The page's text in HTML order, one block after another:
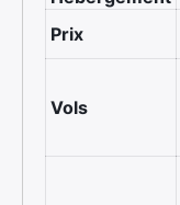
Prix
Vols